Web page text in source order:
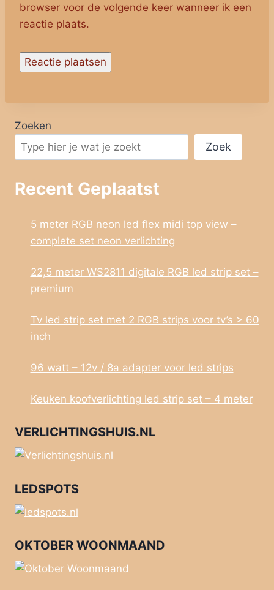
browser voor de volgende keer wanneer ik een
reactie plaats.
Zoeken
Zoek
Recent Geplaatst
5 meter RGB neon led flex midi top view –
complete set neon verlichting
22,5 meter WS2811 digitale RGB led strip set –
premium
Tv led strip set met 2 RGB strips voor tv’s > 60
inch
96 watt – 12v / 8a adapter voor led strips
Keuken koofverlichting led strip set – 4 meter
VERLICHTINGSHUIS.NL
LEDSPOTS
OKTOBER WOONMAAND